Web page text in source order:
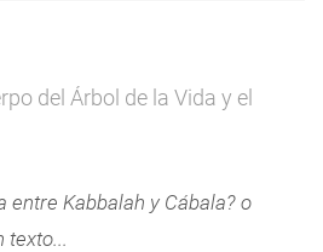
del Árbol de la Vida y el
entre Kabbalah y Cábala? o
texto...